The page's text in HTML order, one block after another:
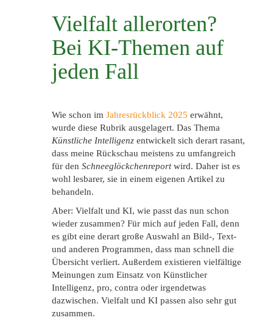
Vielfalt allerorten?
Bei KI-Themen auf
jeden Fall
Wie schon im Jahresrückblick 2025 erwähnt,
wurde diese Rubrik ausgelagert. Das Thema
Künstliche Intelligenz entwickelt sich derart rasant,
dass meine Rückschau meistens zu umfangreich
für den Schneeglöckchenreportwird. Daher ist es
wohl lesbarer, sie in einem eigenen Artikel zu
behandeln.
Aber: Vielfalt und KI, wie passt das nun schon
wieder zusammen? Für mich auf jeden Fall, denn
es gibt eine derart große Auswahl an Bild-, Text-
und anderen Programmen, dass man schnell die
Übersicht verliert. Außerdem existieren vielfältige
Meinungen zum Einsatz von Künstlicher
Intelligenz, pro, contra oder irgendetwas
dazwischen. Vielfalt und KI passen also sehr gut
zusammen.